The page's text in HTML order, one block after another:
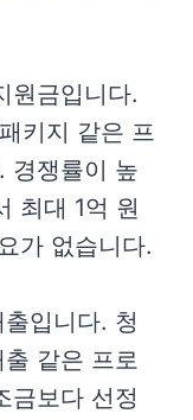
원금입니다.
키지 같은 프
경쟁률이 높
최대 1억 원
가 없습니다.
입니다. 청
같은 프로
금보다 선정